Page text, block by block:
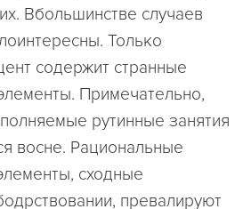
Вбольшинстве случаев
Только
содержит странные
Примечательно,
рутинные занятия
восне. Рациональные
сходные
превалируют